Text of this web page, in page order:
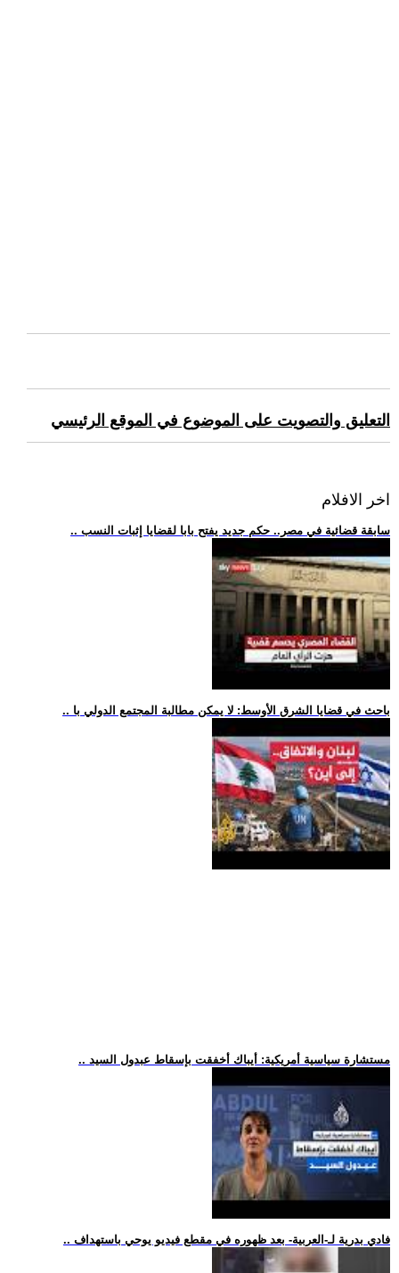
التعليق والتصويت على الموضوع في الموقع الرئيسي
اخر الافلام
.. سابقة قضائية في مصر.. حكم جديد يفتح بابا لقضايا إثبات النسب
.. باحث في قضايا الشرق الأوسط: لا يمكن مطالبة المجتمع الدولي با
.. مستشارة سياسية أمريكية: أيباك أخفقت بإسقاط عبدول السيد
.. فادي بدرية لـ-العربية- بعد ظهوره في مقطع فيديو يوحي باستهداف